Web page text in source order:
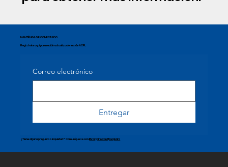
MANTÉNGASE CONECTADO
Regístrate aquí para recibir actualizaciones de ACPL.
Correo electrónico
Entregar
¿Tiene alguna pregunta o inquietud? Comuníquese conlibrarydirector@acpl.info